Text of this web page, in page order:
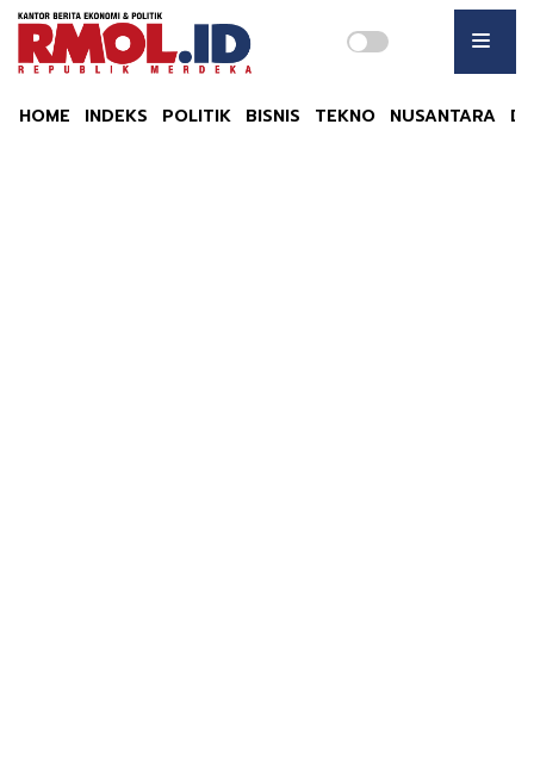
HOME INDEKS POLITIK BISNIS TEKNO NUSANTARA